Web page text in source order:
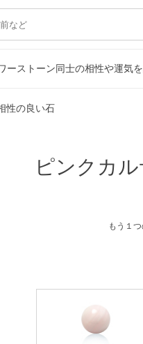
ストーン同士の相性や運気を
性の良い石
ピンクカ
もう１